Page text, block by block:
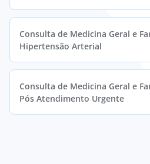
Consulta de Medicina Geral e
Hipertensão Arterial
Consulta de Medicina Geral e
Pós Atendimento Urgente